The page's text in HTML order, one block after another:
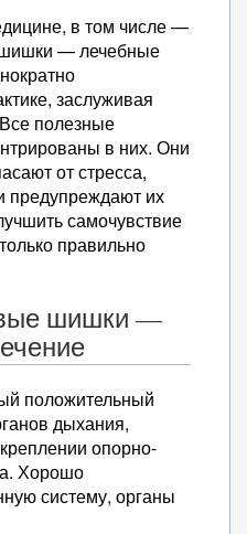
в том числе —
— лечебные
заслуживая
полезные
в них. Они
от стресса,
предупреждают их
самочувствие
правильно
шишки —
положительный
дыхания,
опорно-
Хорошо
систему, органы